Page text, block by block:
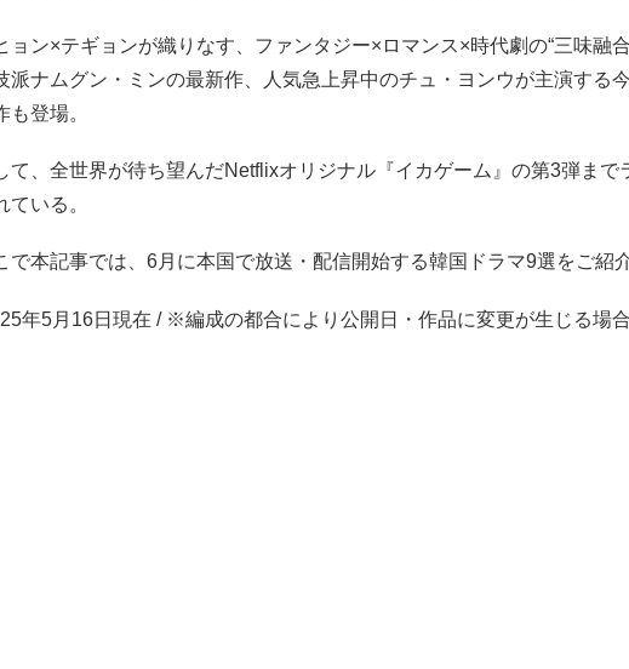
ョン×テギョンが織りなす、ファンタジー×ロマンス×時代劇の“三味融合
派ナムグン・ミンの最新作、人気急上昇中のチュ・ヨンウが主演する
も登場。
て、全世界が待ち望んだNetflixオリジナル『イカゲーム』の第3弾まで
ている。
で本記事では、6月に本国で放送・配信開始する韓国ドラマ9選をご紹介
年5月16日現在 / ※編成の都合により公開日・作品に変更が生じる場